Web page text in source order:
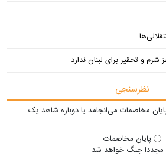
شرم و تحقیر برای لبنان ندارد
نظرسنجی
مخاصمات می‌انجامد یا دوباره شاهد یک
پایان مخاصمات
مجددا جنگ خواهد شد